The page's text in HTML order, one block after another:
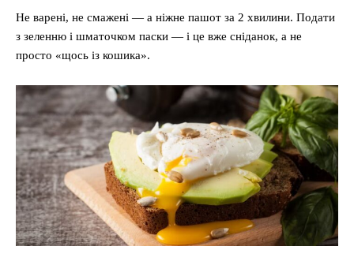
Не варені, не смажені — а ніжне пашот за 2 хвилини. Подати
з зеленню і шматочком паски — і це вже сніданок, а не
просто «щось із кошика».